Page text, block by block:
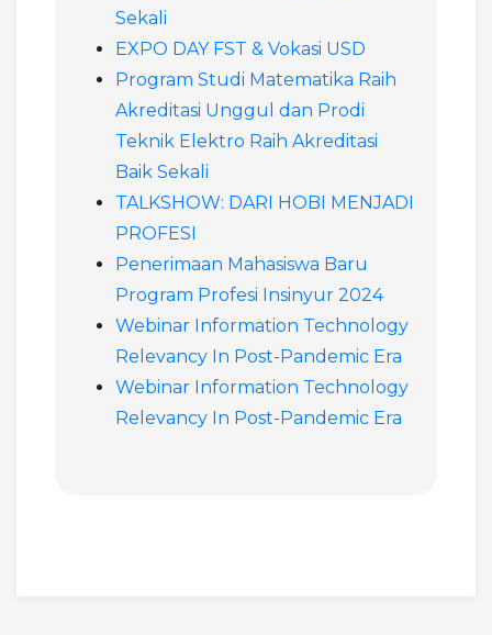
Sekali
EXPO DAY FST & Vokasi USD
Program Studi Matematika Raih
Akreditasi Unggul dan Prodi
Teknik Elektro Raih Akreditasi
Baik Sekali
TALKSHOW: DARI HOBI MENJADI
PROFESI
Penerimaan Mahasiswa Baru
Program Profesi Insinyur 2024
Webinar Information Technology
Relevancy In Post-Pandemic Era
Webinar Information Technology
Relevancy In Post-Pandemic Era